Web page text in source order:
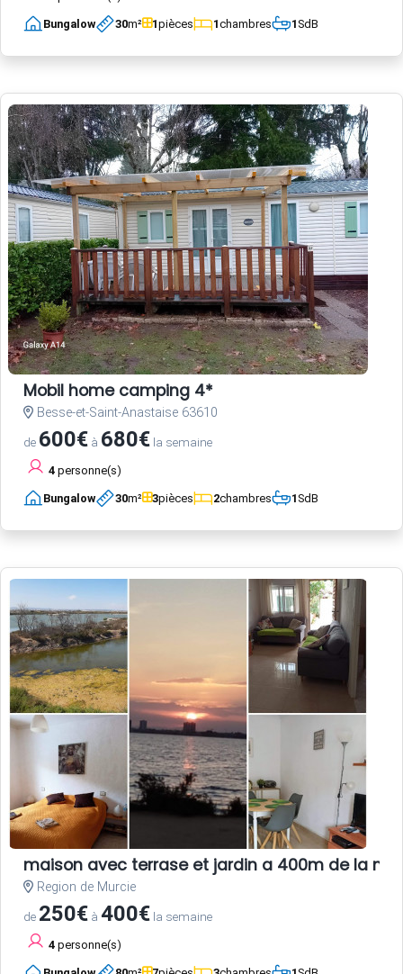
Bungalow 30m² 1pièces 1chambres 1SdB
Mobil home camping 4*
Besse-et-Saint-Anastaise 63610
de 600€ à 680€ la semaine
4 personne(s)
Bungalow 30m² 3pièces 2chambres 1SdB
maison avec terrase et jardin a 400m de la mer
Region de Murcie
de 250€ à 400€ la semaine
4 personne(s)